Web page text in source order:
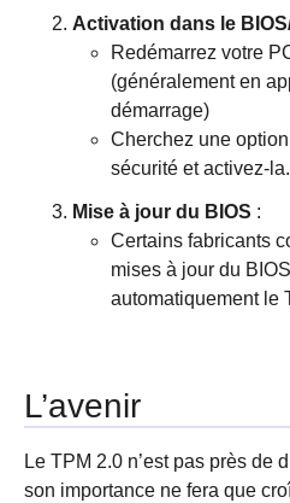
Activation dans le
Redémarrez votre
(généralement en
démarrage)
Cherchez une
sécurité et activez-la.
Mise à jour du BIOS :
Certains fabricants
mises à jour du
automatiquement le
L’avenir
Le TPM 2.0 n’est pas près de
son importance ne fera que